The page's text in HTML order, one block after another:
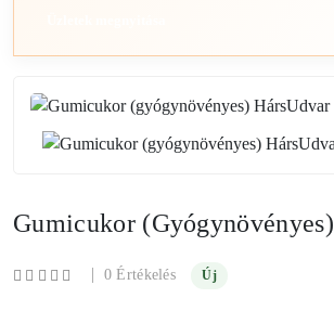
Gumicukor
| 0 Értékelés Új